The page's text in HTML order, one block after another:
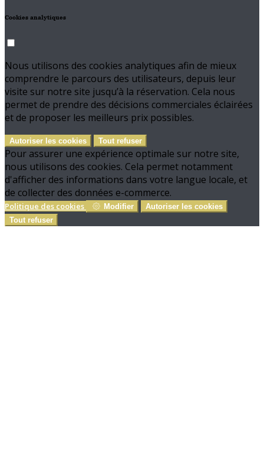
Cookies analytiques
Nous utilisons des cookies analytiques afin de mieux
comprendre le parcours des utilisateurs, depuis leur
visite sur notre site jusqu’à la réservation. Cela nous
permet de prendre des décisions commerciales éclairées
et de proposer les meilleurs prix possibles.
Autoriser les cookies Tout refuser
Pour assurer une expérience optimale sur notre site,
nous utilisons des cookies. Cela permet notamment
d'afficher des informations dans votre langue locale, et
de collecter des données e-commerce.
Politique des cookies Modifier
Autoriser les cookies
Tout refuser